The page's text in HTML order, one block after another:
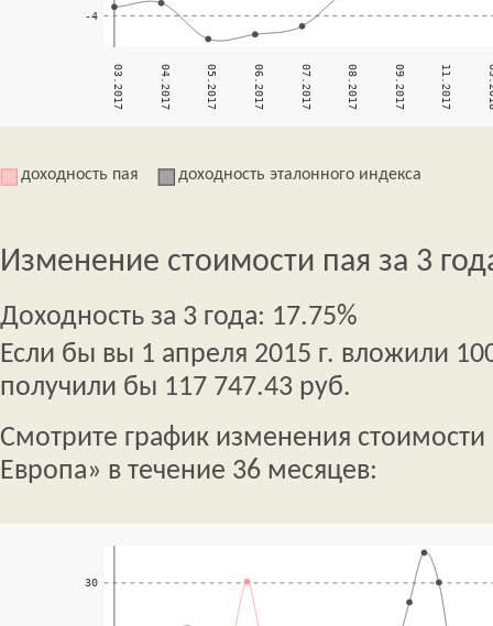
доходность пая доходность эталонного индекса
Изменение стоимости пая за 3
Доходность за 3 года: 17.75%
Если бы вы 1 апреля 2015 г. вложили
получили бы 117 747.43 руб.
Смотрите график изменения
Европа» в течение 36 месяцев: